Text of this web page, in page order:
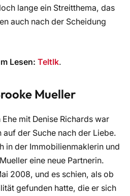
lange ein Streitthema, das
auch nach der Scheidung
Lesen: Teltlk.
Mueller
mit Denise Richards war
auf der Suche nach der Liebe.
in der Immobilienmaklerin und
eine neue Partnerin.
2008, und es schien, als ob
gefunden hatte, die er sich